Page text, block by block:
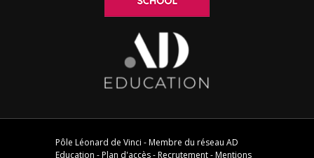
Pôle Léonard de Vinci - Membre du réseau AD
Education -Plan d'accès-Recrutement-Mentions